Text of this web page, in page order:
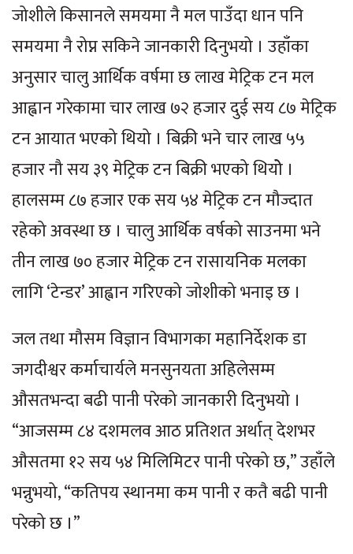
जोशीले किसानले समयमा नै मल पाउँदा धान पनि
समयमा नै रोप्न सकिने जानकारी दिनुभयो । उहाँका
अनुसार चालु आर्थिक वर्षमा छ लाख मेट्रिक टन मल
आह्वान गरेकामा चार लाख ७२ हजार दुई सय ८७ मेट्रिक
टन आयात भएको थियो । बिक्री भने चार लाख ५५
हजार नौ सय ३९ मेट्रिक टन बिक्री भएको थियोे ।
हालसम्म ८७ हजार एक सय ५४ मेट्रिक टन मौज्दात
रहेको अवस्था छ । चालु आर्थिक वर्षको साउनमा भने
तीन लाख ७० हजार मेट्रिक टन रासायनिक मलका
लागि ‘टेन्डर’ आह्वान गरिएको जोशीको भनाइ छ ।
जल तथा मौसम विज्ञान विभागका महानिर्देशक डा
जगदीश्वर कर्माचार्यले मनसुनयता अहिलेसम्म
औसतभन्दा बढी पानी परेको जानकारी दिनुभयो ।
“आजसम्म ८४ दशमलव आठ प्रतिशत अर्थात् देशभर
औसतमा १२ सय ५४ मिलिमिटर पानी परेको छ,” उहाँले
भन्नुभयो, “कतिपय स्थानमा कम पानी र कतै बढी पानी
परेको छ ।”